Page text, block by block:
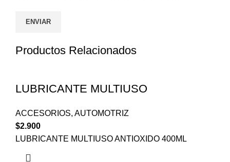
Productos Relacionados
LUBRICANTE MULTIUSO
ACCESORIOS, AUTOMOTRIZ
$2.900
LUBRICANTE MULTIUSO ANTIOXIDO 400ML